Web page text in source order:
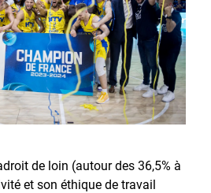
de loin (autour des 36,5% à
et son éthique de travail